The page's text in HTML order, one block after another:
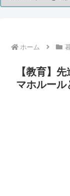
ホーム
【教育】
マホルール